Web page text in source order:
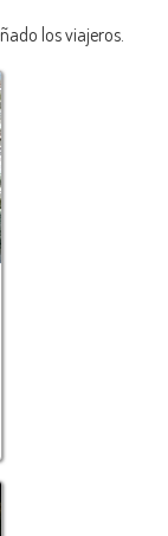
los viajeros.